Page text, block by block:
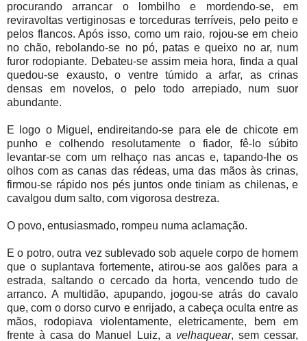
procurando arrancar o lombilho e mordendo-se, em
reviravoltas vertiginosas e torceduras terríveis, pelo peito e
pelos flancos. Após isso, como um raio, rojou-se em cheio
no chão, rebolando-se no pó, patas e queixo no ar, num
furor rodopiante. Debateu-se assim meia hora, finda a qual
quedou-se exausto, o ventre túmido a arfar, as crinas
densas em novelos, o pelo todo arrepiado, num suor
abundante.
E logo o Miguel, endireitando-se para ele de chicote em
punho e colhendo resolutamente o fiador, fê-lo súbito
levantar-se com um relhaço nas ancas e, tapando-lhe os
olhos com as canas das rédeas, uma das mãos às crinas,
firmou-se rápido nos pés juntos onde tiniam as chilenas, e
cavalgou dum salto, com vigorosa destreza.
O povo, entusiasmado, rompeu numa aclamação.
E o potro, outra vez sublevado sob aquele corpo de homem
que o suplantava fortemente, atirou-se aos galões para a
estrada, saltando o cercado da horta, vencendo tudo de
arranco. A multidão, apupando, jogou-se atrás do cavalo
que, com o dorso curvo e enrijado, a cabeça oculta entre as
mãos, rodopiava violentamente, eletricamente, bem em
frente à casa do Manuel Luiz, a velhaquear, sem cessar,